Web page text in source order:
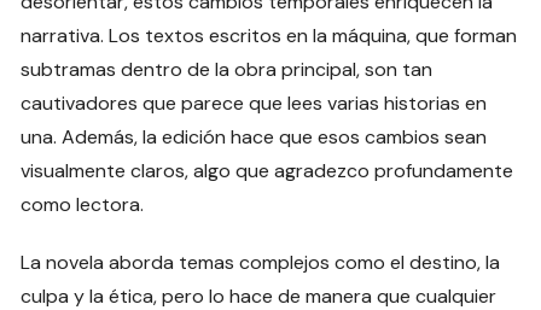
narrativa. Los textos escritos en la máquina, que forman
subtramas dentro de la obra principal, son tan
cautivadores que parece que lees varias historias en
una. Además, la edición hace que esos cambios sean
visualmente claros, algo que agradezco profundamente
como lectora.
La novela aborda temas complejos como el destino, la
culpa y la ética, pero lo hace de manera que cualquier